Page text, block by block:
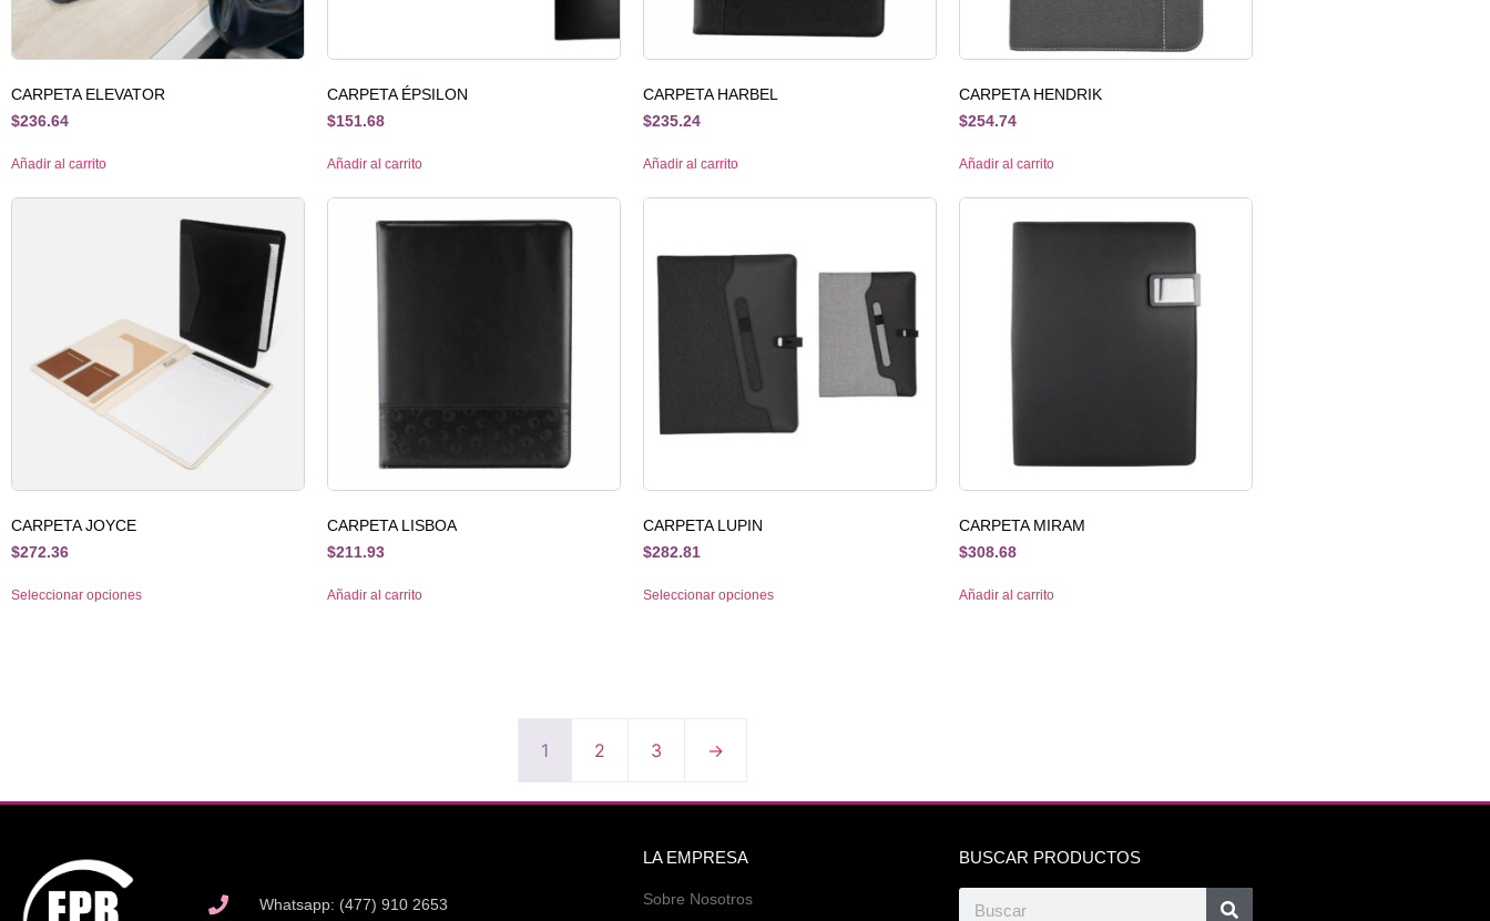
CARPETA ELEVATOR
$236.64
Añadir al carrito
CARPETA ÉPSILON
$151.68
Añadir al carrito
CARPETA HARBEL
$235.24
Añadir al carrito
CARPETA HENDRIK
$254.74
Añadir al carrito
CARPETA JOYCE
$272.36
Seleccionar opciones
CARPETA LISBOA
$211.93
Añadir al carrito
CARPETA LUPIN
$282.81
Seleccionar opciones
CARPETA MIRAM
$308.68
Añadir al carrito
1 2 3 →
Whatsapp: (477) 910 2653
LA EMPRESA
Sobre Nosotros
BUSCAR PRODUCTOS